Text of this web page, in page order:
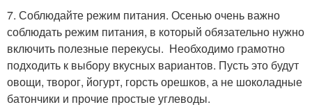
7. Соблюдайте режим питания. Осенью очень важно
соблюдать режим питания, в который обязательно нужно
включить полезные перекусы. Необходимо грамотно
подходить к выбору вкусных вариантов. Пусть это будут
овощи, творог, йогурт, горсть орешков, а не шоколадные
батончики и прочие простые углеводы.